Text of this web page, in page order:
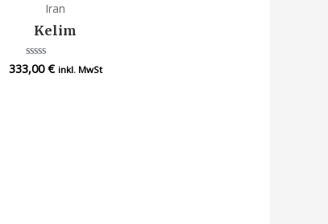
Iran
Kelim
Bewertet
mit
333,00€ inkl. MwSt